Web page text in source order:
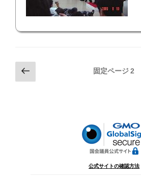
投
稿
前
の
固定ページ2
公式サイトの確認方法